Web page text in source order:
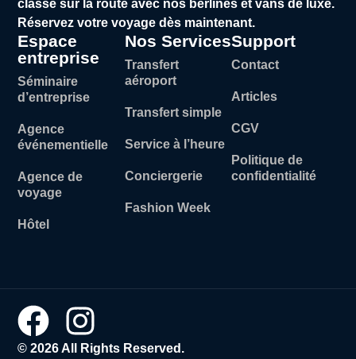
classe sur la route avec nos berlines et vans de luxe.
Réservez votre voyage dès maintenant.
Espace
entreprise
Séminaire
d’entreprise
Agence
événementielle
Agence de
voyage
Hôtel
Nos Services
Transfert
aéroport
Transfert simple
Service à l’heure
Conciergerie
Fashion Week
Support
Contact
Articles
CGV
Politique de
confidentialité
© 2026 All Rights Reserved.